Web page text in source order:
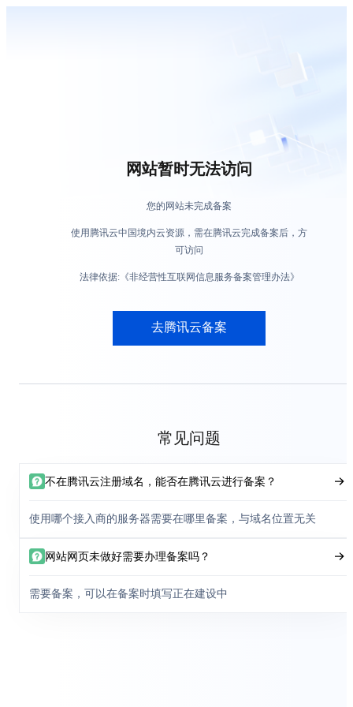
网站暂时无法访问
您的网站未完成备案
使用腾讯云中国境内云资源，需在腾讯云完成备案后，方
可访问
法律依据:《非经营性互联网信息服务备案管理办法》
去腾讯云备案
常见问题
不在腾讯云注册域名，能否在腾讯云进行备案？
使用哪个接入商的服务器需要在哪里备案，与域名位置无关
网站网页未做好需要办理备案吗？
需要备案，可以在备案时填写正在建设中